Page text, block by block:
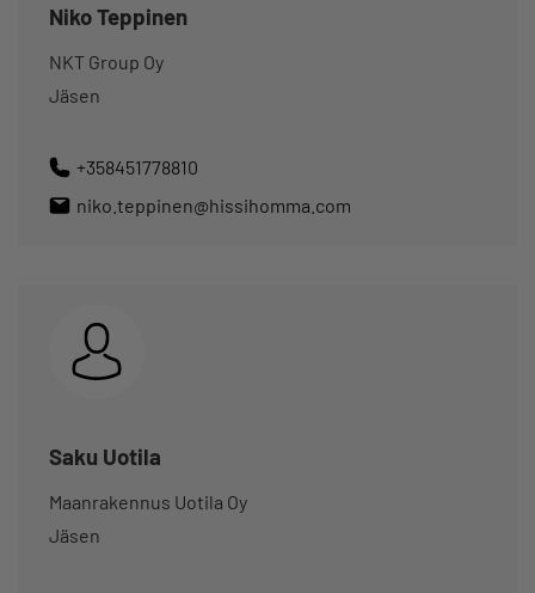
Niko Teppinen
NKT Group Oy
Jäsen
+358451778810
niko.teppinen@hissihomma.com
Saku Uotila
Maanrakennus Uotila Oy
Jäsen